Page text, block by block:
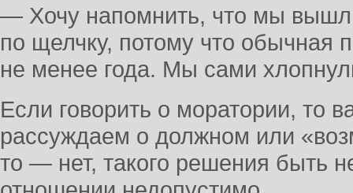
— Хочу напомнить, что мы
по щелчку, потому что обычная
не менее года. Мы сами
Если говорить о моратории, то
рассуждаем о должном или
то — нет, такого решения быть